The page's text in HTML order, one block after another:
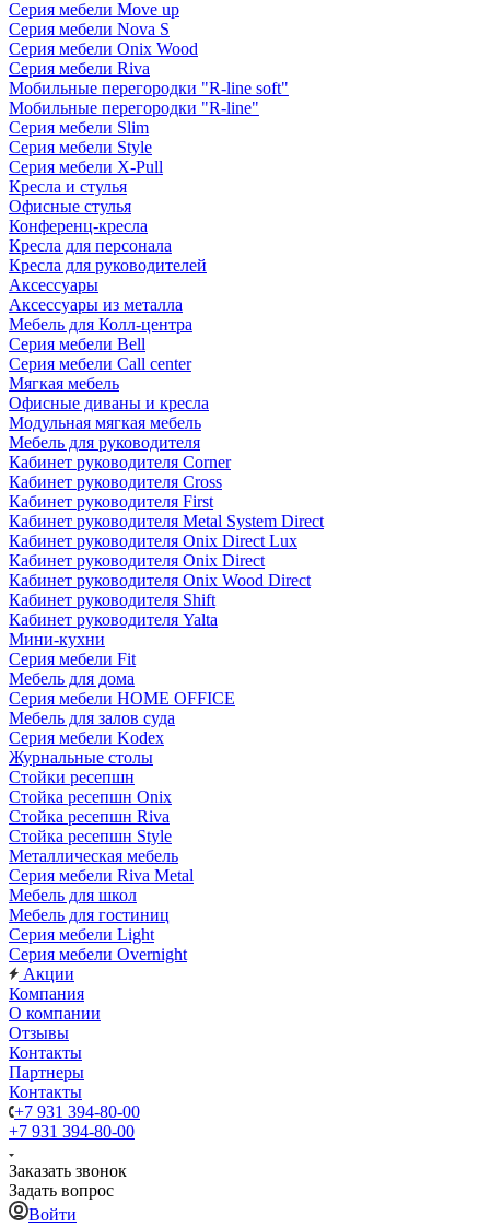
Серия мебели Move up
Серия мебели Nova S
Серия мебели Onix Wood
Серия мебели Riva
Мобильные перегородки "R-line soft"
Мобильные перегородки "R-line"
Серия мебели Slim
Серия мебели Style
Серия мебели X-Pull
Кресла и стулья
Офисные стулья
Конференц-кресла
Кресла для персонала
Кресла для руководителей
Аксессуары
Аксессуары из металла
Мебель для Колл-центра
Серия мебели Bell
Серия мебели Call center
Мягкая мебель
Офисные диваны и кресла
Модульная мягкая мебель
Мебель для руководителя
Кабинет руководителя Corner
Кабинет руководителя Cross
Кабинет руководителя First
Кабинет руководителя Metal System Direct
Кабинет руководителя Onix Direct Lux
Кабинет руководителя Onix Direct
Кабинет руководителя Onix Wood Direct
Кабинет руководителя Shift
Кабинет руководителя Yalta
Мини-кухни
Серия мебели Fit
Мебель для дома
Серия мебели HOME OFFICE
Мебель для залов суда
Серия мебели Kodex
Журнальные столы
Стойки ресепшн
Стойка ресепшн Onix
Стойка ресепшн Riva
Стойка ресепшн Style
Металлическая мебель
Серия мебели Riva Metal
Мебель для школ
Мебель для гостиниц
Серия мебели Light
Серия мебели Overnight
Акции
Компания
О компании
Отзывы
Контакты
Партнеры
Контакты
+7 931 394-80-00
+7 931 394-80-00
Заказать звонок
Задать вопрос
Войти